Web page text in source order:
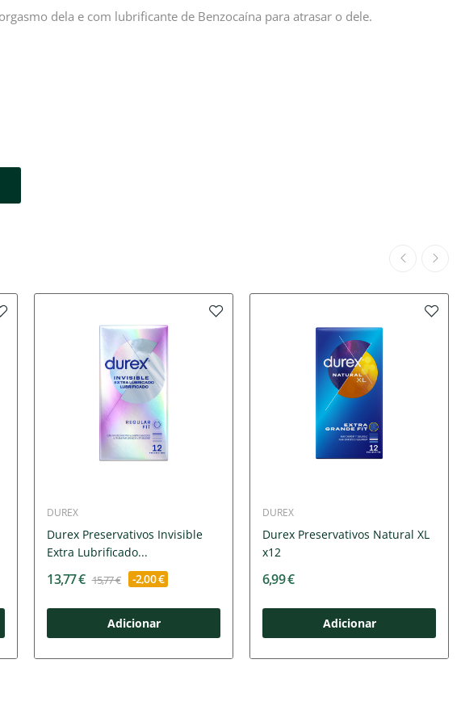
dela e com lubrificante de Benzocaína para atrasar o dele.
DUREX
Durex Preservativos Invisible
Extra Lubrificado...
13,77 € 15,77 € -2,00 €
Adicionar
DUREX
Durex Preservativos Natural XL
x12
6,99 €
Adicionar